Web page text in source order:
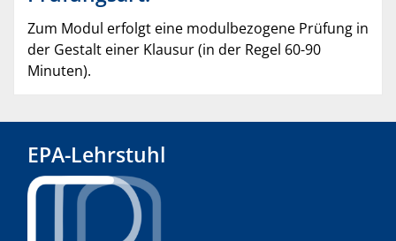
Zum Modul erfolgt eine modulbezogene Prüfung in
der Gestalt einer Klausur (in der Regel 60-90
Minuten).
EPA-Lehrstuhl